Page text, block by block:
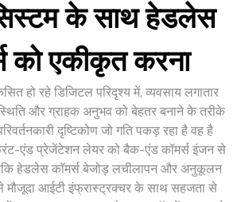
के साथ हेडलेस
को एकीकृत करना
हो रहे डिजिटल परिदृश्य में, व्यवसाय लगातार
और ग्राहक अनुभव को बेहतर बनाने के तरीके
दृष्टिकोण जो गति पकड़ रहा है वह है
एंड प्रेजेंटेशन लेयर को बैक-एंड कॉमर्स इंजन से
हेडलेस कॉमर्स बेजोड़ लचीलापन और अनुकूलन
मौजूदा आईटी इंफ्रास्ट्रक्चर के साथ सहजता से